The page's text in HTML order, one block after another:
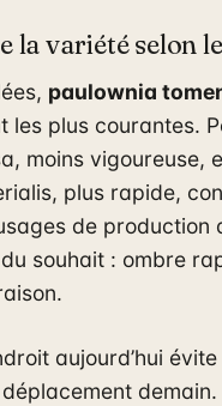
la variété selon
paulownia
les plus courantes.
moins vigoureuse,
plus rapide,
de production
souhait : ombre
aujourd’hui évite
demain.